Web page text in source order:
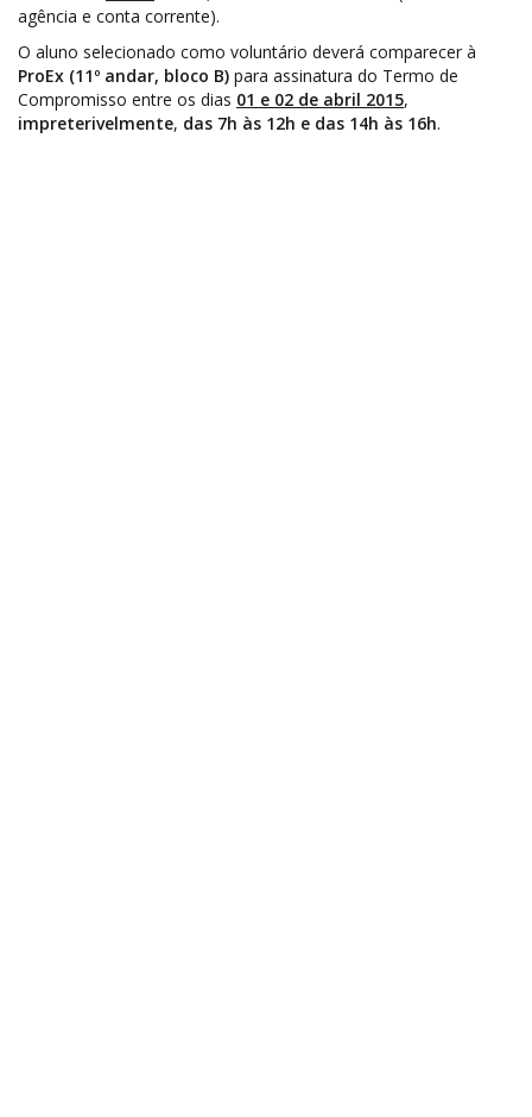
agência e conta corrente).
O aluno selecionado como voluntário deverá comparecer à
ProEx (11º andar, bloco B) para assinatura do Termo de
Compromisso entre os dias 01 e 02 de abril 2015,
impreterivelmente, das 7h às 12h e das 14h às 16h.